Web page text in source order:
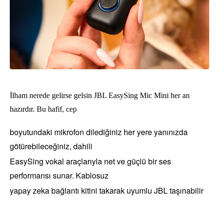
İlham nerede gelirse gelsin JBL EasySing Mic Mini her an
hazırdır. Bu hafif, cep
boyutundaki mikrofon dilediğiniz her yere yanınızda
götürebileceğiniz, dahili
EasySing vokal araçlarıyla net ve güçlü bir ses
performansı sunar. Kablosuz
yapay zeka bağlantı kitini takarak uyumlu JBL taşınabilir